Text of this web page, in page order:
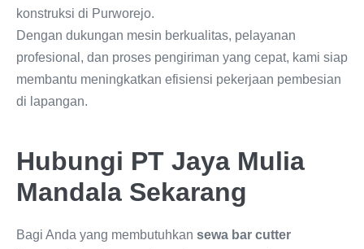
konstruksi di Purworejo.
Dengan dukungan mesin berkualitas, pelayanan
profesional, dan proses pengiriman yang cepat, kami siap
membantu meningkatkan efisiensi pekerjaan pembesian
di lapangan.
Hubungi PT Jaya Mulia
Mandala Sekarang
Bagi Anda yang membutuhkan sewa bar cutter